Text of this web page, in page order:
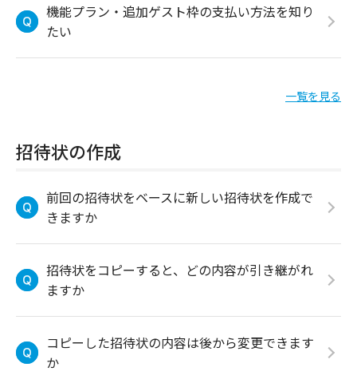
機能プラン・追加ゲスト枠の支払い方法を知り
たい
一覧を見る
招待状の作成
前回の招待状をベースに新しい招待状を作成で
きますか
招待状をコピーすると、どの内容が引き継がれ
ますか
コピーした招待状の内容は後から変更できます
か